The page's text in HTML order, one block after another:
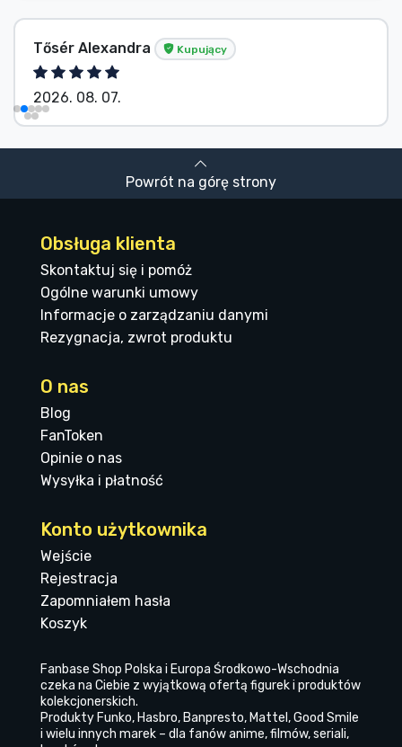
Tősér Alexandra Kupujący
2026. 08. 07.
Powrót na górę strony
Obsługa klienta
Skontaktuj się i pomóż
Ogólne warunki umowy
Informacje o zarządzaniu danymi
Rezygnacja, zwrot produktu
O nas
Blog
FanToken
Opinie o nas
Wysyłka i płatność
Konto użytkownika
Wejście
Rejestracja
Zapomniałem hasła
Koszyk
Fanbase Shop Polska i Europa Środkowo-Wschodnia
czeka na Ciebie z wyjątkową ofertą figurek i produktów
kolekcjonerskich.
Produkty Funko, Hasbro, Banpresto, Mattel, Good Smile
i wielu innych marek – dla fanów anime, filmów, seriali,